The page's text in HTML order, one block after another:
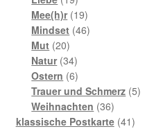
Produkte
Mee(h)r 1919
Produkte
Mindset 4646
Mut 2020
Produkte
Natur 3434
Produkte
Ostern 66
Produkte
Trauer und Schmerz 55
Weihnachten 3636
Produkte
klassische Postkarte 4141